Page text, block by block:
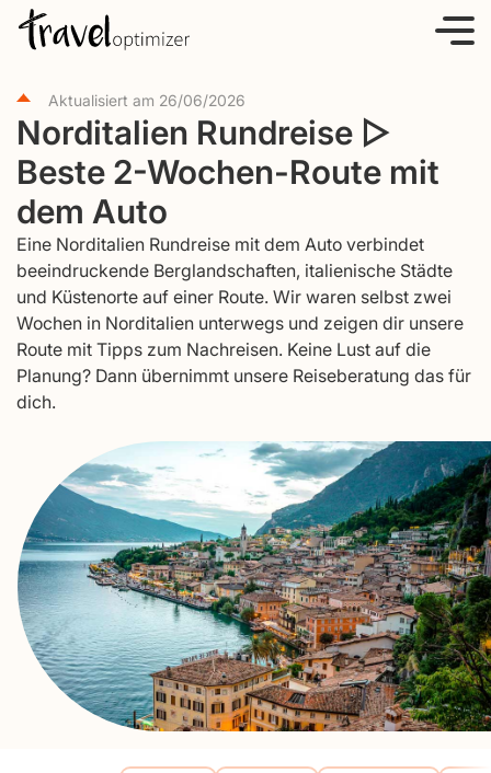
Aktualisiert am 26/06/2026
Norditalien Rundreise ▷
Beste 2-Wochen-Route mit
dem Auto
Eine Norditalien Rundreise mit dem Auto verbindet
beeindruckende Berglandschaften, italienische Städte
und Küstenorte auf einer Route. Wir waren selbst zwei
Wochen in Norditalien unterwegs und zeigen dir unsere
Route mit Tipps zum Nachreisen. Keine Lust auf die
Planung? Dann übernimmt unsere Reiseberatung das für
dich.